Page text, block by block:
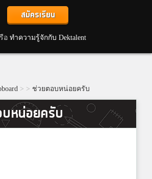
สมัครเรียน
อ ทำความรู้จักกับ Dektalent
> > ช่วยตอบหน่อยครับ
หน่อยครับ